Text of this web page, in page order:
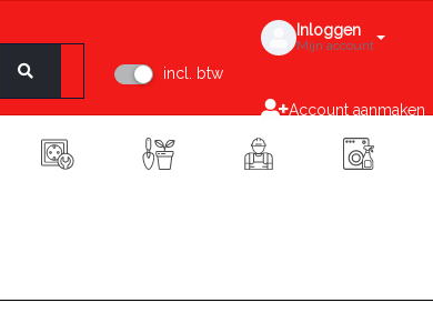
incl. btw
Inloggen
Mijn account
Account aanmaken